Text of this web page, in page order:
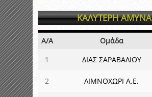
ΚΑΛΥΤΕΡΗ ΑΜΥΝΑ
Α/Α Ομάδα
1
ΔΙΑΣ ΣΑΡΑΒΑΛΙΟΥ
2 ΛΙΜΝΟΧΩΡΙ Α.Ε.